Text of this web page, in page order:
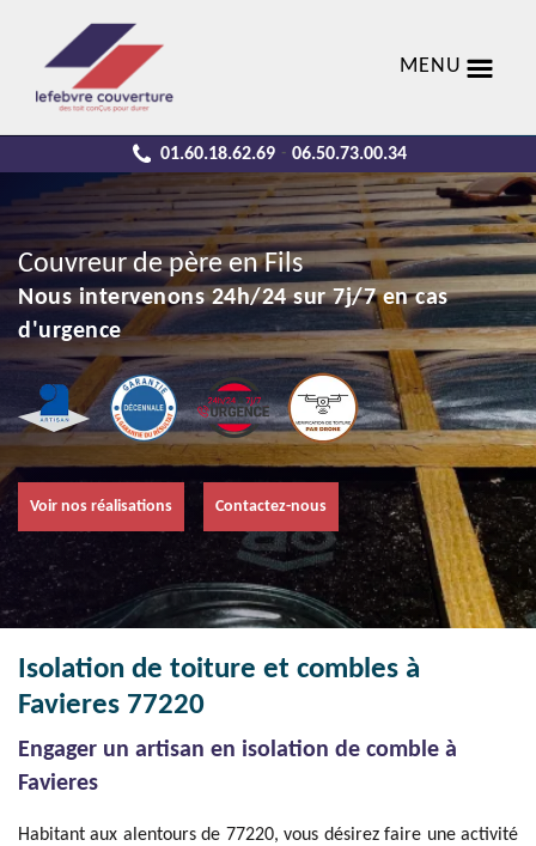
MENU
01.60.18.62.69 - 06.50.73.00.34
Couvreur de père en Fils
Nous intervenons 24h/24 sur 7j/7 en cas
d'urgence
Voir nos réalisations Contactez-nous
Isolation de toiture et combles à
Favieres 77220
Engager un artisan en isolation de comble à
Favieres
Habitant aux alentours de 77220, vous désirez faire une activité